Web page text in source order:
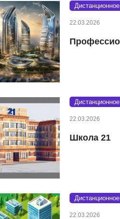
22.03.2026
22.03.2026
Школа 21
22.03.2026